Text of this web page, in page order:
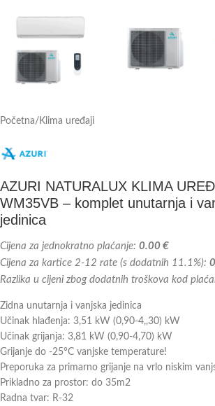
Početna/ Klima uređaji
AZURI NATURALUX KLIMA
WM35VB – komplet unutarnja i
jedinica
Cijena za jednokratno plaćanje: 0.00 €
Cijena za kartice 2-12 rate (s dodatnih 11.1%):
Razlika u cijeni zbog dodatnih troškova kod
Zidna unutarnja i vanjska jedinica
Učinak hlađenja: 3,51 kW (0,90-4,,30) kW
Učinak grijanja: 3,81 kW (0,90-4,70) kW
Grijanje do -25°C vanjske temperature!
Preporuka za primarno grijanje na vrlo niskim
Prikladno za prostor: do 35m2
Radna tvar: R-32